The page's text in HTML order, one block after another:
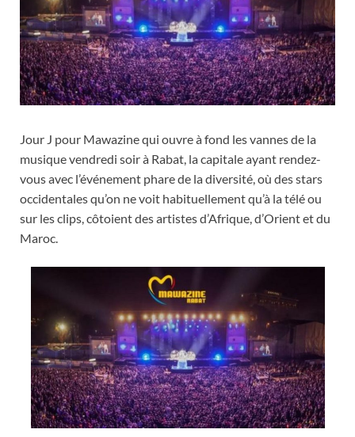
Jour J pour Mawazine qui ouvre à fond les vannes de la
musique vendredi soir à Rabat, la capitale ayant rendez-
vous avec l’événement phare de la diversité, où des stars
occidentales qu’on ne voit habituellement qu’à la télé ou
sur les clips, côtoient des artistes d’Afrique, d’Orient et du
Maroc.